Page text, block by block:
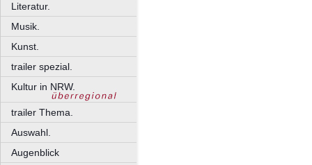
Literatur.
Musik.
Kunst.
trailer spezial.
Kultur in NRW.
trailer Thema.
Auswahl.
Augenblick